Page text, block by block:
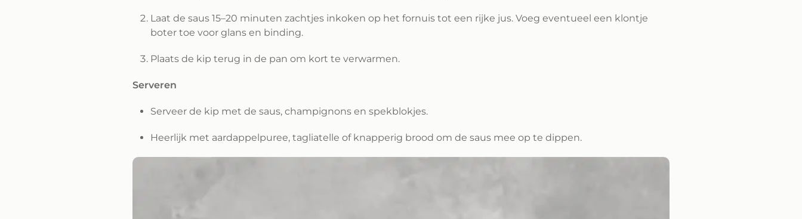
Laat de saus 15–20 minuten zachtjes inkoken op het fornuis tot een rijke jus. Voeg eventueel een klontje
boter toe voor glans en binding.
Plaats de kip terug in de pan om kort te verwarmen.
Serveren
Serveer de kip met de saus, champignons en spekblokjes.
Heerlijk met aardappelpuree, tagliatelle of knapperig brood om de saus mee op te dippen.